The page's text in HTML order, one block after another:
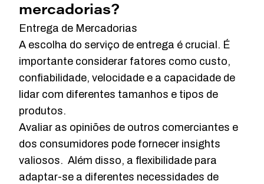
mercadorias?
Entrega de Mercadorias
A escolha do serviço de entrega é crucial. É
importante considerar fatores como custo,
confiabilidade, velocidade e a capacidade de
lidar com diferentes tamanhos e tipos de
produtos.
Avaliar as opiniões de outros comerciantes e
dos consumidores pode fornecer insights
valiosos. Além disso, a flexibilidade para
adaptar-se a diferentes necessidades de